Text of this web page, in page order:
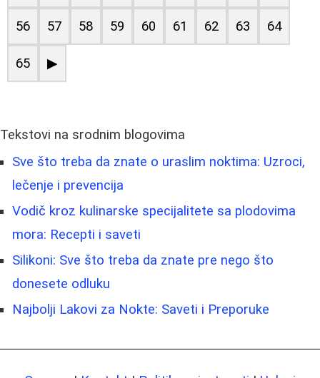
56 57 58 59 60 61 62 63 64
65 ▶
Tekstovi na srodnim blogovima
Sve što treba da znate o uraslim noktima: Uzroci,
lečenje i prevencija
Vodič kroz kulinarske specijalitete sa plodovima
mora: Recepti i saveti
Silikoni: Sve što treba da znate pre nego što
donesete odluku
Najbolji Lakovi za Nokte: Saveti i Preporuke